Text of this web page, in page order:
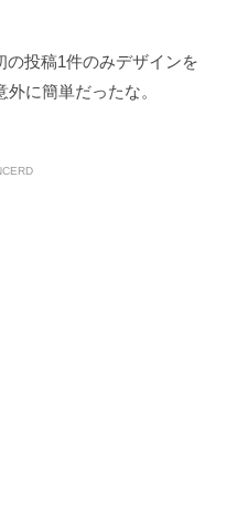
の投稿1件のみデザインを
に簡単だったな。